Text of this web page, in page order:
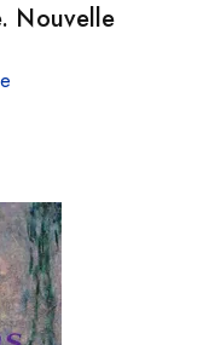
Nouvelle